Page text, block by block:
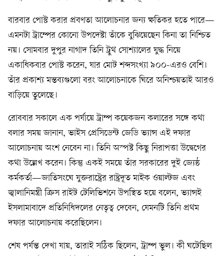
বারবার পোস্ট করার প্রবণতা আলোচনার জন্য ক্ষতিকর হতে পারে—
এমনটা ট্রাম্পের কোনো উপদেষ্টা তাঁকে বুঝিয়েছেন কিনা তা নিশ্চিত
নয়। সোমবার দুপুর নাগাদ তিনি ট্রুথ সোশ্যালের যুদ্ধ নিয়ে
একাধিকবার পোস্ট করেন, যার মোট শব্দসংখ্যা ৯০০-এরও বেশি।
তাঁর প্রকাশ্য মন্তব্যগুলো বরং আলোচনাকে ঘিরে অনিশ্চয়তাই আরও
বাড়িয়ে তুলেছে।
রোববার সকালে এক পর্যায়ে ট্রাম্প কয়েকজন কলারের সঙ্গে কথা
বলার সময় জানান, ভাইস প্রেসিডেন্ট জেডি ভ্যান্স এই দফার
আলোচনায় অংশ নেবেন না। তিনি অস্পষ্ট কিছু নিরাপত্তা উদ্বেগের
কথা উল্লেখ করেন। কিন্তু একই সময়ে তাঁর সরকারের দুই জ্যেষ্ঠ
কর্মকর্তা—জাতিসংঘে যুক্তরাষ্ট্রের রাষ্ট্রদূত মাইক ওয়াল্টজ এবং
জ্বালানিমন্ত্রী ক্রিস রাইট টেলিভিশনে উপস্থিত হয়ে বলেন, ভ্যান্সই
ইসলামাবাদে প্রতিনিধিদলের নেতৃত্ব দেবেন, যেমনটি তিনি প্রথম
দফার আলোচনায় করেছিলেন।
শেষ পর্যন্ত দেখা যায়, তারাই সঠিক ছিলেন, ট্রাম্প ভুল। কী ঘটেছিল